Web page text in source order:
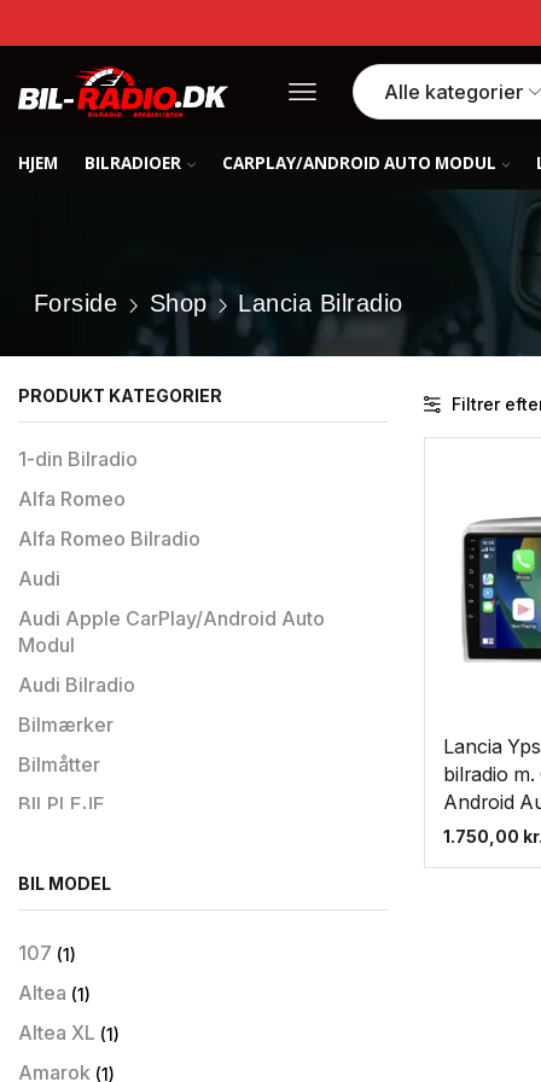
HJEM BILRADIOER CARPLAY/ANDROID AUTO MODUL
Forside Shop Lancia Bilradio
Filtrer
Lancia
bilradio m.
Android
1.750,00 kr.
PRODUKT KATEGORIER
1-din Bilradio
Alfa Romeo
Alfa Romeo Bilradio
Audi
Audi Apple CarPlay/Android Auto
Modul
Audi Bilradio
Bilmærker
Bilmåtter
BILPLEJE
Bilradio til Hyundai
BMW
BMW Apple CarPlay/Android Auto
Modul
BMW Bilradio
BIL MODEL
107 (1)
Altea (1)
Altea XL (1)
Amarok (1)